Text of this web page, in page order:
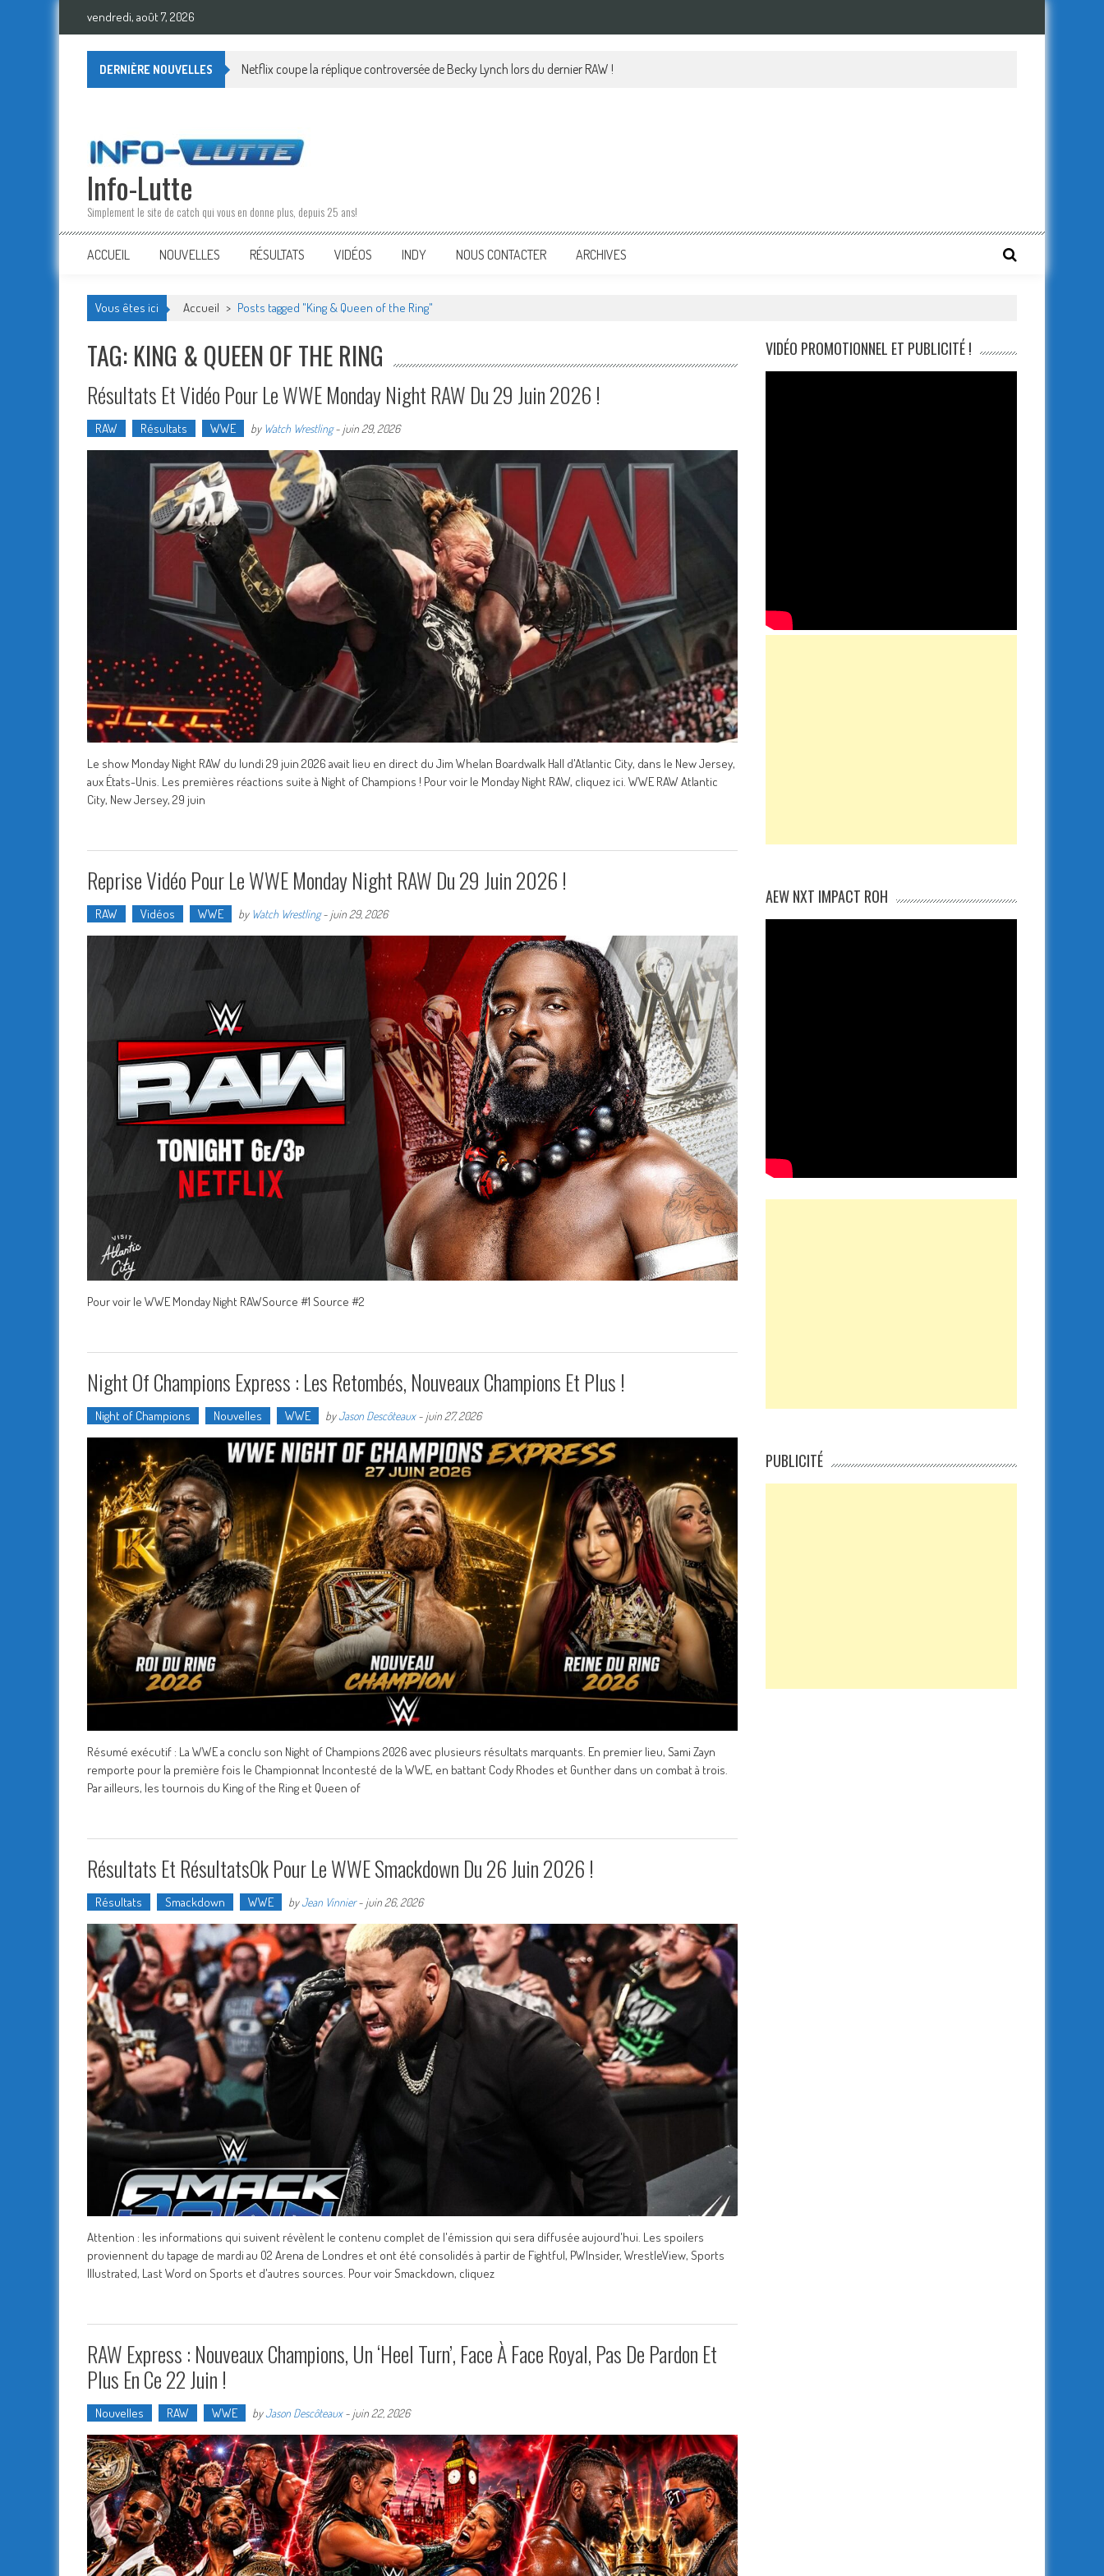
Skip
vendredi, août 7, 2026
DERNIÈRE NOUVELLES Netflix coupe la réplique controversée de Becky Lynch lors du dernier RAW !
Info-Lutte
Simplement le site de catch qui vous en donne plus, depuis 25 ans!
ACCUEIL NOUVELLES RÉSULTATS VIDÉOS INDY NOUS CONTACTER ARCHIVES
Vous êtes ici Accueil > Posts tagged "King & Queen of the Ring"
TAG: KING & QUEEN OF THE RING
Résultats Et Vidéo Pour Le WWE Monday Night RAW Du 29 Juin 2026 !
RAW Résultats WWE by Watch Wrestling- juin 29, 2026
Le show Monday Night RAW du lundi 29 juin 2026 avait lieu en direct du Jim Whelan Boardwalk Hall d'Atlantic City, dans le New Jersey,
aux États-Unis. Les premières réactions suite à Night of Champions ! Pour voir le Monday Night RAW, cliquez ici. WWE RAW Atlantic
City, New Jersey, 29 juin
Reprise Vidéo Pour Le WWE Monday Night RAW Du 29 Juin 2026 !
RAW Vidéos WWE by Watch Wrestling- juin 29, 2026
Pour voir le WWE Monday Night RAWSource #1 Source #2
Night Of Champions Express : Les Retombés, Nouveaux Champions Et Plus !
Night of Champions Nouvelles WWE byJason Descôteaux- juin 27, 2026
Résumé exécutif : La WWE a conclu son Night of Champions 2026 avec plusieurs résultats marquants. En premier lieu, Sami Zayn
remporte pour la première fois le Championnat Incontesté de la WWE, en battant Cody Rhodes et Gunther dans un combat à trois.
Par ailleurs, les tournois du King of the Ring et Queen of
Résultats Et RésultatsOk Pour Le WWE Smackdown Du 26 Juin 2026 !
Résultats Smackdown WWE byJean Vinnier- juin 26, 2026
Attention : les informations qui suivent révèlent le contenu complet de l'émission qui sera diffusée aujourd'hui. Les spoilers
proviennent du tapage de mardi au O2 Arena de Londres et ont été consolidés à partir de Fightful, PWInsider, WrestleView, Sports
Illustrated, Last Word on Sports et d'autres sources. Pour voir Smackdown, cliquez
RAW Express : Nouveaux Champions, Un ‘Heel Turn’, Face À Face Royal, Pas De Pardon Et
Plus En Ce 22 Juin !
Nouvelles RAW WWE byJason Descôteaux- juin 22, 2026
VIDÉO PROMOTIONNEL ET PUBLICITÉ !
AEW NXT IMPACT ROH
PUBLICITÉ